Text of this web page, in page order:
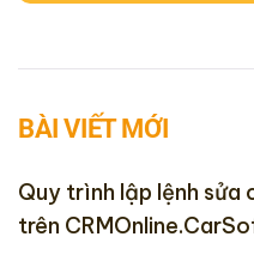
BÀI VIẾT MỚI
Quy trình lập lệnh
trên